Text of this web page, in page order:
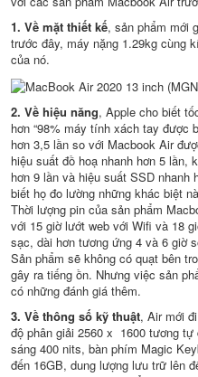
1. Về mặt thiết kế, sản phẩm mới
trước đây, máy nặng 1.29kg cùng
của nó.
2. Về hiệu năng, Apple cho biết
hơn “98% máy tính xách tay được
hơn 3,5 lần so với Macbook Air
hiệu suất đồ hoạ nhanh hơn 5 lần,
hơn 9 lần và hiệu suất SSD nhanh
biết họ đo lường những khác biệt
Thời lượng pin của sản phẩm
với 15 giờ lướt web với Wifi và 18
sạc, dài hơn tương ứng 4 và 6 giờ
Sản phẩm sẽ không có quạt bên
gây ra tiếng ồn. Nhưng việc sản
có những đánh giá thêm.
3. Về thông số kỹ thuật, Air mới
độ phân giải 2560 x 1600 tương
sáng 400 nits, bàn phím Magic
đến 16GB, dung lượng lưu trữ lên